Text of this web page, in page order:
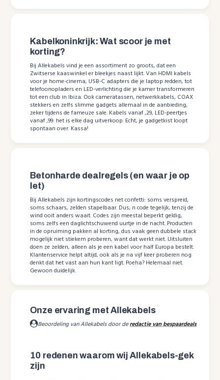
Kabelkoninkrijk: Wat scoor je met
korting?
Bij Allekabels vind je een assortiment zo groots, dat een
Zwitserse kaaswinkel er bleekjes naast lijkt. Van HDMI kabels
voor je home-cinema, USB-C adapters die je laptop redden, tot
telefoonopladers en LED-verlichting die je kamer transformeren
tot een club in Ibiza. Ook cameratassen, netwerkkabels, COAX
stekkers en zelfs slimme gadgets allemaal in de aanbieding,
zeker tijdens de fameuze sale. Kabels vanaf ,29, LED-peertjes
vanaf ,99: het is elke dag uitverkoop. Echt, je gadgetkist loopt
spontaan over. Kassa!
Betonharde dealregels (en waar je op
let)
Bij Allekabels zijn kortingscodes net confetti: soms verspreid,
soms schaars, zelden stapelbaar. Dus; n code tegelijk, tenzij de
wind ooit anders waait. Codes zijn meestal beperkt geldig,
soms zelfs een daglichtschuwend uurtje in de nacht. Producten
in de opruiming pakken al korting, dus vaak geen dubbele stack
mogelijk niet stiekem proberen, want dat werkt niet. Uitsluiten
doen ze zelden, alleen als je een kabel voor half Europa bestelt.
Klantenservice helpt altijd, ook als je na vijf keer proberen nog
denkt dat het vast aan hun kant ligt. Poeha? Helemaal niet.
Gewoon duidelijk.
Onze ervaring met Allekabels
Beoordeling van Allekabels door deredactie van bespaardeals
10 redenen waarom wij Allekabels-gek
zijn